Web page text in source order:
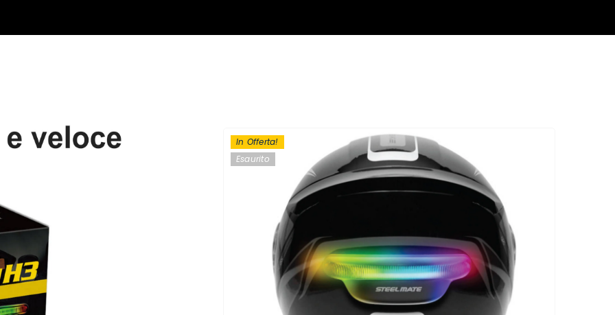
In Offerta!
Esaurito